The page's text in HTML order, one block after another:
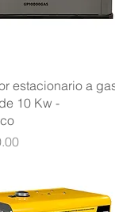
Vista rápida
estacionario a
10 Kw -